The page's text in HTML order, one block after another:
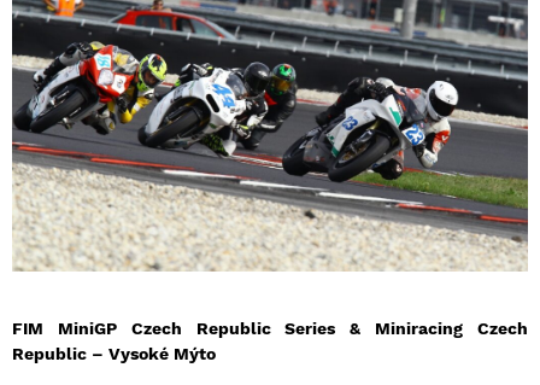
FIM MiniGP Czech Republic Series & Miniracing Czech
Republic – Vysoké Mýto